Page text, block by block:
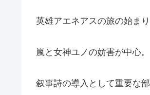
英雄アエネアスの旅の始まり
嵐と女神ユノの妨害が中心。
叙事詩の導入として重要な部